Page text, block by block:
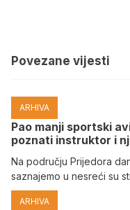
Povezane vijesti
ARHIVA
Pao manji sportski
poznati instruktor i
Na području Prijedora
saznajemo u nesreći su
ARHIVA